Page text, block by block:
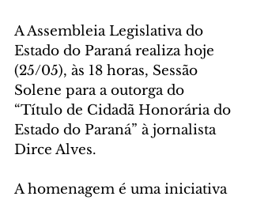
A Assembleia Legislativa do
Estado do Paraná realiza hoje
(25/05), às 18 horas, Sessão
Solene para a outorga do
“Título de Cidadã Honorária do
Estado do Paraná” à jornalista
Dirce Alves.
A homenagem é uma iniciativa